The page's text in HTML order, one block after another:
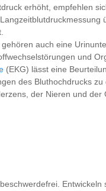
erhöht, empfehlen
auch eine
und
(EKG) lässt eine
des Bluthochdrucks zu
der Nieren und der
Entwickeln